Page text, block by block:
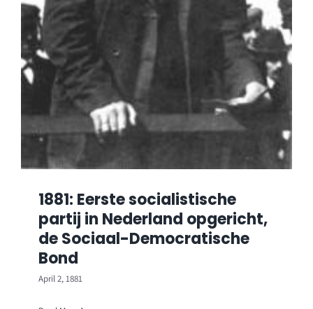
1881: Eerste socialistische
partij in Nederland opgericht,
de Sociaal-Democratische
Bond
April 2, 1881